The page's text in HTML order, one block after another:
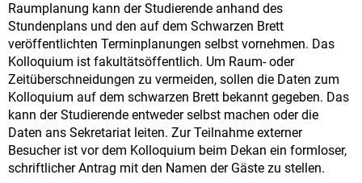
Raumplanung kann der Studierende anhand des
Stundenplans und den auf dem Schwarzen Brett
veröffentlichten Terminplanungen selbst vornehmen. Das
Kolloquium ist fakultätsöffentlich. Um Raum- oder
Zeitüberschneidungen zu vermeiden, sollen die Daten zum
Kolloquium auf dem schwarzen Brett bekannt gegeben. Das
kann der Studierende entweder selbst machen oder die
Daten ans Sekretariat leiten. Zur Teilnahme externer
Besucher ist vor dem Kolloquium beim Dekan ein formloser,
schriftlicher Antrag mit den Namen der Gäste zu stellen.